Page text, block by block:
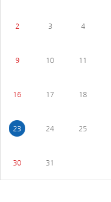
2 3 4
9 10 11
16 17 18
23 24 25
30 31